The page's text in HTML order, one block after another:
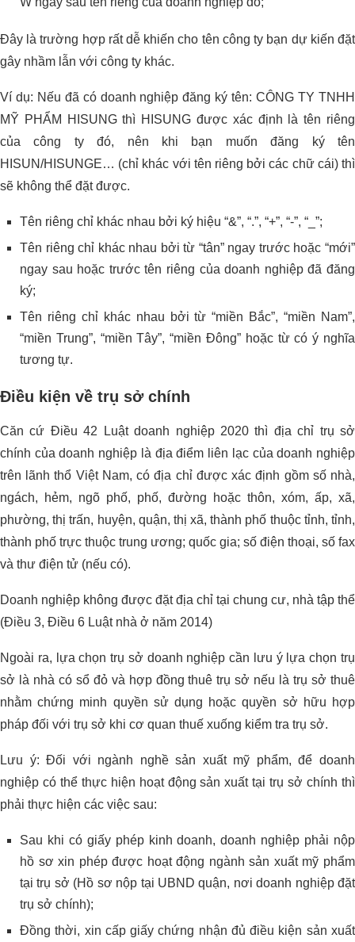
Đây là trường hợp rất dễ khiến cho tên công ty bạn dự kiến đặt
gây nhầm lẫn với công ty khác.
Ví dụ: Nếu đã có doanh nghiệp đăng ký tên: CÔNG TY TNHH
MỸ PHẨM HISUNG thì HISUNG được xác định là tên riêng
của công ty đó, nên khi bạn muốn đăng ký tên
HISUN/HISUNGE… (chỉ khác với tên riêng bởi các chữ cái) thì
sẽ không thể đặt được.
Tên riêng chỉ khác nhau bởi ký hiệu “&”, “.”, “+”, “-”, “_”;
Tên riêng chỉ khác nhau bởi từ “tân” ngay trước hoặc “mới”
ngay sau hoặc trước tên riêng của doanh nghiệp đã đăng
ký;
Tên riêng chỉ khác nhau bởi từ “miền Bắc”, “miền Nam”,
“miền Trung”, “miền Tây”, “miền Đông” hoặc từ có ý nghĩa
tương tự.
Điều kiện về trụ sở chính
Căn cứ Điều 42 Luật doanh nghiệp 2020 thì địa chỉ trụ sở
chính của doanh nghiệp là địa điểm liên lạc của doanh nghiệp
trên lãnh thổ Việt Nam, có địa chỉ được xác định gồm số nhà,
ngách, hẻm, ngõ phố, phố, đường hoặc thôn, xóm, ấp, xã,
phường, thị trấn, huyện, quận, thị xã, thành phố thuộc tỉnh, tỉnh,
thành phố trực thuộc trung ương; quốc gia; số điện thoại, số fax
và thư điện tử (nếu có).
Doanh nghiệp không được đặt địa chỉ tại chung cư, nhà tập thể
(Điều 3, Điều 6 Luật nhà ở năm 2014)
Ngoài ra, lựa chọn trụ sở doanh nghiệp cần lưu ý lựa chọn trụ
sở là nhà có sổ đỏ và hợp đồng thuê trụ sở nếu là trụ sở thuê
nhằm chứng minh quyền sử dụng hoặc quyền sở hữu hợp
pháp đối với trụ sở khi cơ quan thuế xuống kiểm tra trụ sở.
Lưu ý: Đối với ngành nghề sản xuất mỹ phẩm, để doanh
nghiệp có thể thực hiện hoạt động sản xuất tại trụ sở chính thì
phải thực hiện các việc sau:
Sau khi có giấy phép kinh doanh, doanh nghiệp phải nộp
hồ sơ xin phép được hoạt động ngành sản xuất mỹ phẩm
tại trụ sở (Hồ sơ nộp tại UBND quận, nơi doanh nghiệp đặt
trụ sở chính);
Đồng thời, xin cấp giấy chứng nhận đủ điều kiện sản xuất